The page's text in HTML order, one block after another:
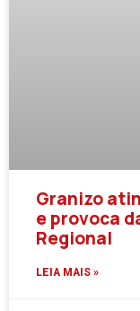
Granizo
e provoca
Regional
LEIA MAIS »